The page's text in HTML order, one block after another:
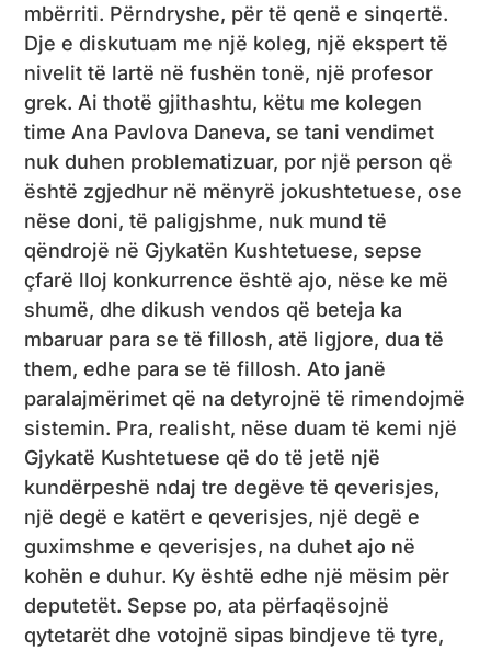
mbërriti. Përndryshe, për të qenë e sinqertë.
Dje e diskutuam me një koleg, një ekspert të
nivelit të lartë në fushën tonë, një profesor
grek. Ai thotë gjithashtu, këtu me kolegen
time Ana Pavlova Daneva, se tani vendimet
nuk duhen problematizuar, por një person që
është zgjedhur në mënyrë jokushtetuese, ose
nëse doni, të paligjshme, nuk mund të
qëndrojë në Gjykatën Kushtetuese, sepse
çfarë lloj konkurrence është ajo, nëse ke më
shumë, dhe dikush vendos që beteja ka
mbaruar para se të fillosh, atë ligjore, dua të
them, edhe para se të fillosh. Ato janë
paralajmërimet që na detyrojnë të rimendojmë
sistemin. Pra, realisht, nëse duam të kemi një
Gjykatë Kushtetuese që do të jetë një
kundërpeshë ndaj tre degëve të qeverisjes,
një degë e katërt e qeverisjes, një degë e
guximshme e qeverisjes, na duhet ajo në
kohën e duhur. Ky është edhe një mësim për
deputetët. Sepse po, ata përfaqësojnë
qytetarët dhe votojnë sipas bindjeve të tyre,